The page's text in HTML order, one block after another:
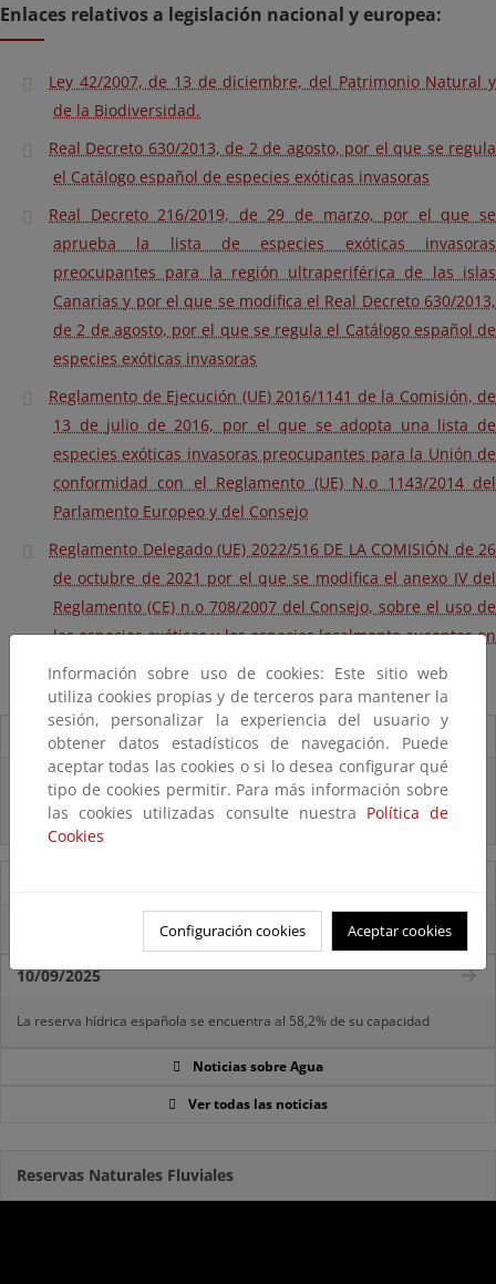
Enlaces relativos a legislación nacional y europea:
Ley 42/2007, de 13 de diciembre, del Patrimonio Natural y
de la Biodiversidad.
Real Decreto 630/2013, de 2 de agosto, por el que se regula
el Catálogo español de especies exóticas invasoras
Real Decreto 216/2019, de 29 de marzo, por el que se
aprueba la lista de especies exóticas invasoras
preocupantes para la región ultraperiférica de las islas
Canarias y por el que se modifica el Real Decreto 630/2013,
de 2 de agosto, por el que se regula el Catálogo español de
especies exóticas invasoras
Reglamento de Ejecución (UE) 2016/1141 de la Comisión, de
13 de julio de 2016, por el que se adopta una lista de
especies exóticas invasoras preocupantes para la Unión de
conformidad con el Reglamento (UE) N.o 1143/2014 del
Parlamento Europeo y del Consejo
Reglamento Delegado (UE) 2022/516 DE LA COMISIÓN de 26
de octubre de 2021 por el que se modifica el anexo IV del
Reglamento (CE) n.o 708/2007 del Consejo, sobre el uso de
las especies exóticas y las especies localmente ausentes en
la acuicultura
Destacados
Real Decreto subvenciones adaptación riesgos inundación
Inf. Pública RD medidas gestión riesgo inundación
La reserva hídrica española se encuentra al 57,1% de su capacidad
10/09/2025
La reserva hídrica española se encuentra al 58,2% de su capacidad
Noticias sobre Agua
Ver todas las noticias
Reservas Naturales Fluviales
Información sobre uso de cookies: Este sitio web
utiliza cookies propias y de terceros para mantener la
sesión, personalizar la experiencia del usuario y
obtener datos estadísticos de navegación. Puede
aceptar todas las cookies o si lo desea configurar qué
tipo de cookies permitir. Para más información sobre
las cookies utilizadas consulte nuestra Política de
Cookies
Configuración cookies Aceptar cookies